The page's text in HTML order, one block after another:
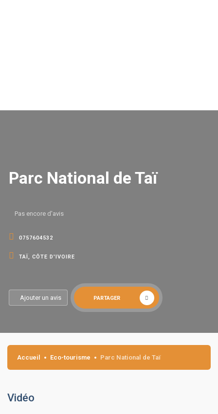
Parc National de Taï
Pas encore d'avis
0757604532
TAÏ, CÔTE D'IVOIRE
Ajouter un avis PARTAGER
Accueil Eco-tourisme Parc National de Taï
Vidéo